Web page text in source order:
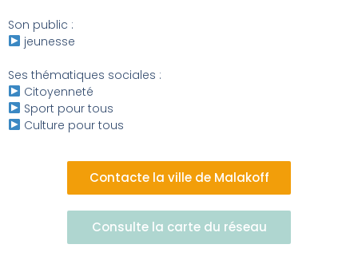
Son public :
jeunesse
Ses thématiques sociales :
Citoyenneté
Sport pour tous
Culture pour tous
Contacte la ville de Malakoff
Consulte la carte du réseau